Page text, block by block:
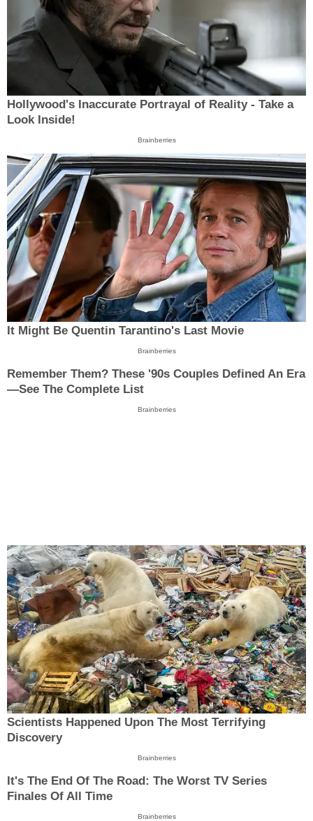
Hollywood's Inaccurate Portrayal of Reality - Take a
Look Inside!
Brainberries
It Might Be Quentin Tarantino's Last Movie
Brainberries
Remember Them? These '90s Couples Defined An Era
—See The Complete List
Brainberries
Scientists Happened Upon The Most Terrifying
Discovery
Brainberries
It's The End Of The Road: The Worst TV Series
Finales Of All Time
Brainberries